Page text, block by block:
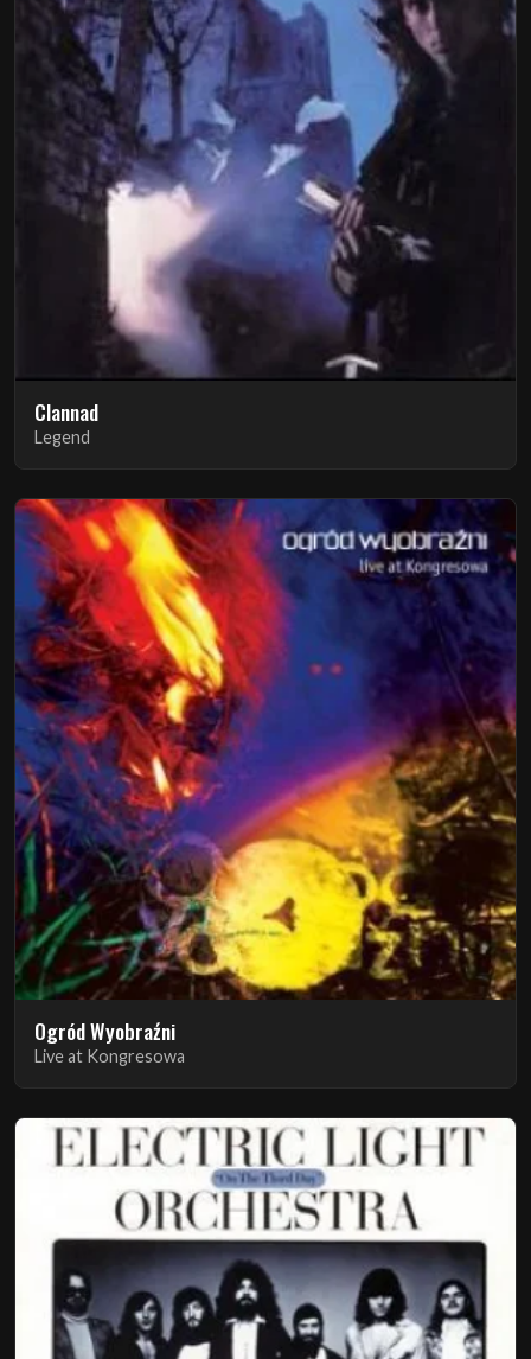
Clannad
Legend
Ogród Wyobraźni
Live at Kongresowa